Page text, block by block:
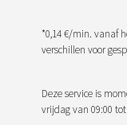
*0,14 €/min. vanaf
verschillen voor
Deze service is
vrijdag van 09:00